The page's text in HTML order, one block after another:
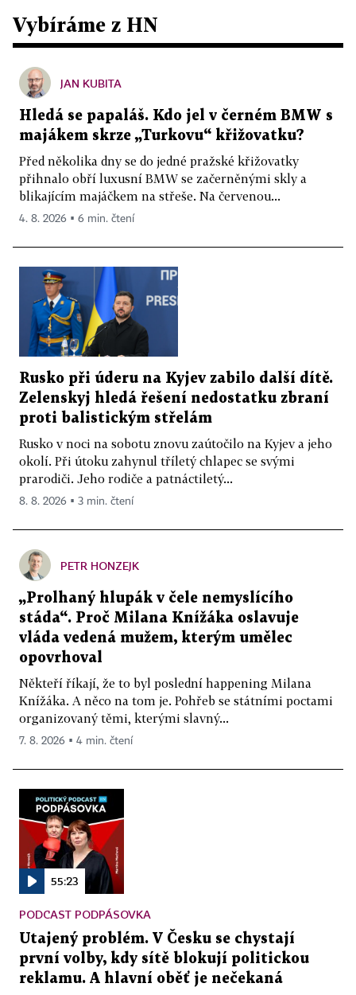
Vybíráme z HN
JAN KUBITA
Hledá se papaláš. Kdo jel v černém BMW s
majákem skrze „Turkovu“ křižovatku?
Před několika dny se do jedné pražské křižovatky
přihnalo obří luxusní BMW se začerněnými skly a
blikajícím majáčkem na střeše. Na červenou...
4. 8. 2026 ▪ 6 min. čtení
Rusko při úderu na Kyjev zabilo další dítě.
Zelenskyj hledá řešení nedostatku zbraní
proti balistickým střelám
Rusko v noci na sobotu znovu zaútočilo na Kyjev a jeho
okolí. Při útoku zahynul tříletý chlapec se svými
prarodiči. Jeho rodiče a patnáctiletý...
8. 8. 2026 ▪ 3 min. čtení
PETR HONZEJK
„Prolhaný hlupák v čele nemyslícího
stáda“. Proč Milana Knížáka oslavuje
vláda vedená mužem, kterým umělec
opovrhoval
Někteří říkají, že to byl poslední happening Milana
Knížáka. A něco na tom je. Pohřeb se státními poctami
organizovaný těmi, kterými slavný...
7. 8. 2026 ▪ 4 min. čtení
55:23
PODCAST PODPÁSOVKA
Utajený problém. V Česku se chystají
první volby, kdy sítě blokují politickou
reklamu. A hlavní oběť je nečekaná